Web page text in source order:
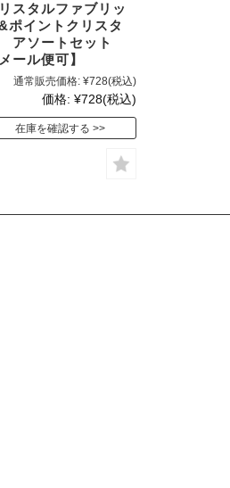
スタルファブリッ
ポイントクリスタ
アソートセット
メール便可】
通常販売価格: ¥728(税込)
価格: ¥728(税込)
在庫を確認する